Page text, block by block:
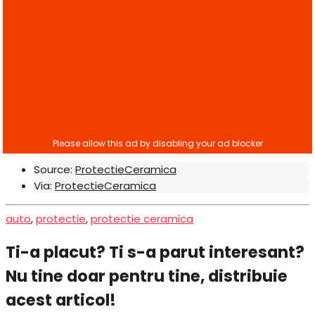
Source: ProtectieCeramica
Via: ProtectieCeramica
auto,protectie,protectie ceramica
Ti-a placut? Ti s-a parut interesant?
Nu tine doar pentru tine, distribuie
acest articol!